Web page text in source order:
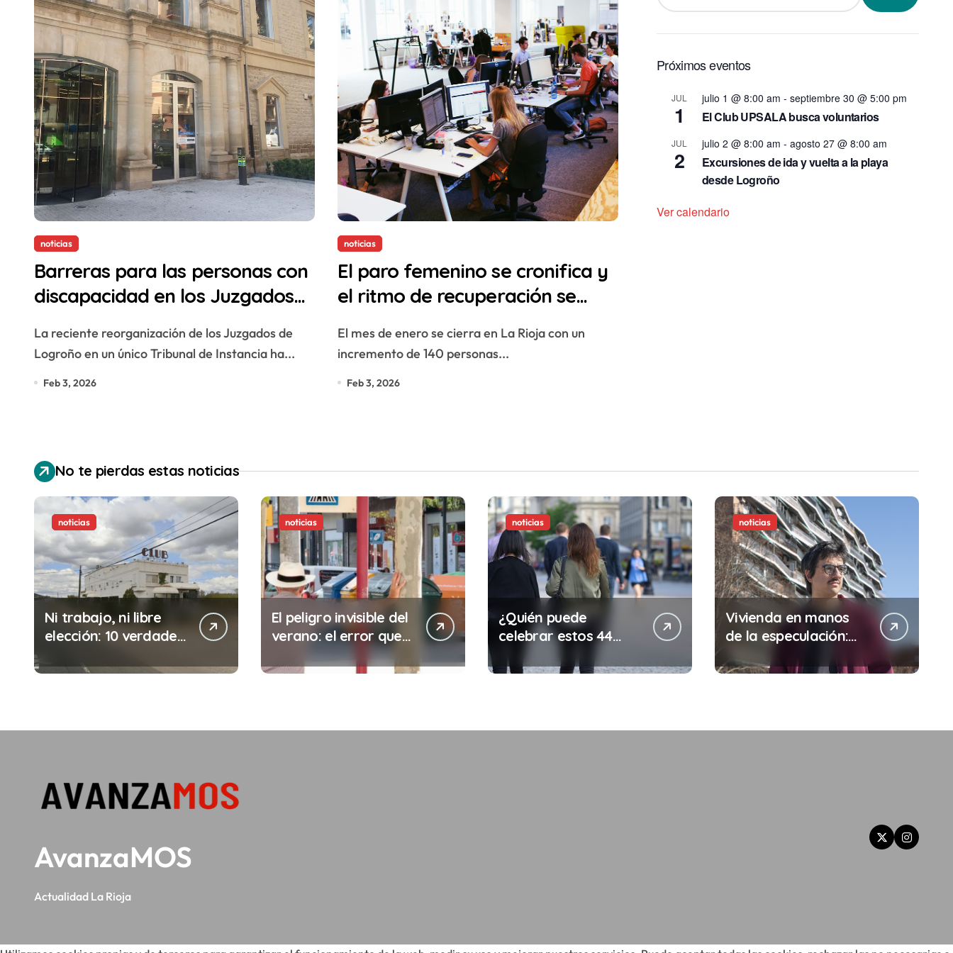
noticias
Barreras para las personas con
discapacidad en los Juzgados
La reciente reorganización de los Juzgados de
Logroño en un único Tribunal de Instancia ha...
Feb 3, 2026
noticias
El paro femenino se cronifica y
el ritmo de recuperación se
nacional
El mes de enero se cierra en La Rioja con un
incremento de 140 personas...
Feb 3, 2026
Próximos eventos
JUL
1
julio 1 @ 8:00 am - septiembre 30 @ 5:00 pm
El Club UPSALA busca voluntarios
JUL
2
julio 2 @ 8:00 am - agosto 27 @ 8:00 am
Excursiones de ida y vuelta a la playa
desde Logroño
Ver calendario
No te pierdas estas noticias
noticias
Ni trabajo, ni libre
elección: 10 verdades
abolición de la
noticias
El peligro invisible del
verano: el error que
cometes cada 30
minutos en tu trabajo
noticias
¿Quién puede
celebrar estos 44
noticias
Vivienda en manos
de la especulación:
no te da para vivir
AvanzaMOS
Actualidad La Rioja